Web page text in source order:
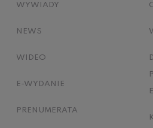
WYWIADY
NEWS
WIDEO
E-WYDANIE
PRENUMERATA